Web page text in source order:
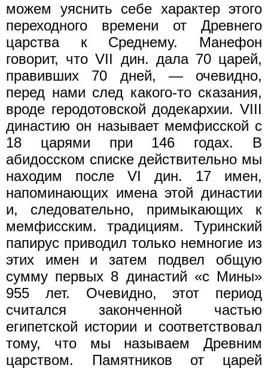
можем уяснить себе характер этого
переходного времени от Древнего
царства к Среднему. Манефон
говорит, что VII дин. дала 70 царей,
правивших 70 дней, — очевидно,
перед нами след какого-то сказания,
вроде геродотовской додекархии. VIII
династию он называет мемфисской с
18 царями при 146 годах. В
абидосском списке действительно мы
находим после VI дин. 17 имен,
напоминающих имена этой династии
и, следовательно, примыкающих к
мемфисским. традициям. Туринский
папирус приводил только немногие из
этих имен и затем подвел общую
сумму первых 8 династий «с Мины»
955 лет. Очевидно, этот период
считался законченной частью
египетской истории и соответствовал
тому, что мы называем Древним
царством. Памятников от царей